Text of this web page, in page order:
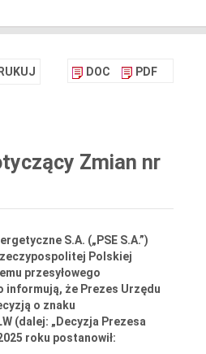
DOC PDF
Zmian nr
S.A. („PSE S.A.”)
Polskiej
przesyłowego
że Prezes Urzędu
o znaku
(dalej: „Decyzja Prezesa
roku postanowił: